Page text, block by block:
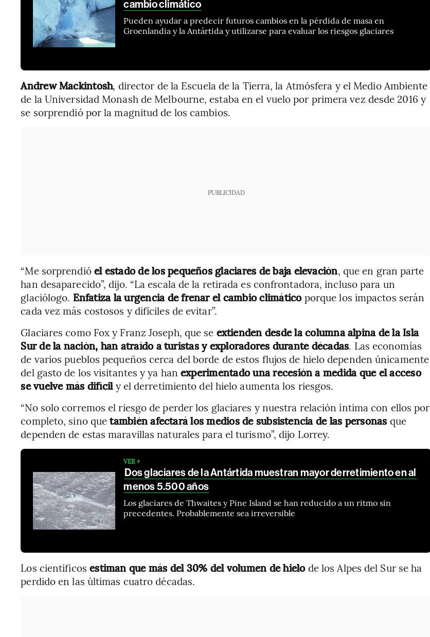
cambio climático
Pueden ayudar a predecir futuros cambios en la pérdida de masa en
Groenlandia y la Antártida y utilizarse para evaluar los riesgos glaciares
Andrew Mackintosh, director de la Escuela de la Tierra, la Atmósfera y el Medio Ambiente
de la Universidad Monash de Melbourne, estaba en el vuelo por primera vez desde 2016 y
se sorprendió por la magnitud de los cambios.
PUBLICIDAD
“Me sorprendióel estado de los pequeños glaciares de baja elevación, que en gran parte
han desaparecido”, dijo. “La escala de la retirada es confrontadora, incluso para un
glaciólogo. Enfatiza la urgencia de frenar el cambio climáticoporque los impactos serán
cada vez más costosos y difíciles de evitar”.
Glaciares como Fox y Franz Joseph, que se extienden desde la columna alpina de la Isla
Sur de la nación, han atraído a turistas y exploradores durante décadas. Las economías
de varios pueblos pequeños cerca del borde de estos flujos de hielo dependen únicamente
del gasto de los visitantes y ya hanexperimentado una recesión a medida que el acceso
se vuelve más difícily el derretimiento del hielo aumenta los riesgos.
“No solo corremos el riesgo de perder los glaciares y nuestra relación íntima con ellos por
completo, sino quetambién afectará los medios de subsistencia de las personas que
dependen de estas maravillas naturales para el turismo”, dijo Lorrey.
VER +
Dos glaciares de la Antártida muestran mayor derretimiento en al
menos 5.500 años
Los glaciares de Thwaites y Pine Island se han reducido a un ritmo sin
precedentes. Probablemente sea irreversible
Los científicos estiman que más del 30% del volumen de hielode los Alpes del Sur se ha
perdido en las últimas cuatro décadas.